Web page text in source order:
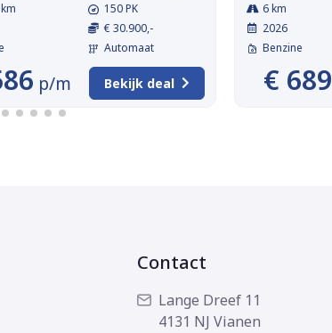
150 PK
€ 30.900,-
Automaat
p/m Bekijk deal
6 km
2026
Benzine
€ 689
Contact
Lange Dreef 11
4131 NJ Vianen